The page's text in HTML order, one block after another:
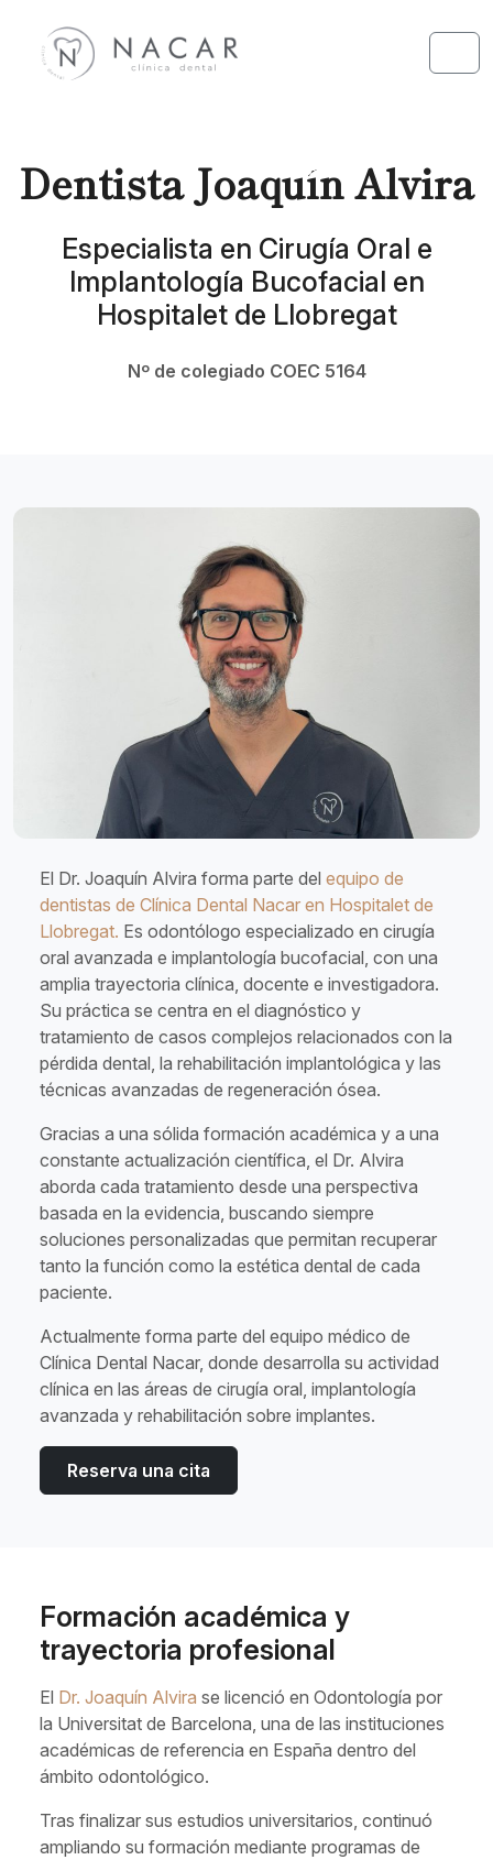
Dentista Joaquín Alvira
Especialista en Cirugía Oral e
Implantología Bucofacial en
Hospitalet de Llobregat
Nº de colegiado COEC 5164
El Dr. Joaquín Alvira forma parte del equipo de
dentistas de Clínica Dental Nacar en Hospitalet de
Llobregat. Es odontólogo especializado en cirugía
oral avanzada e implantología bucofacial, con una
amplia trayectoria clínica, docente e investigadora.
Su práctica se centra en el diagnóstico y
tratamiento de casos complejos relacionados con la
pérdida dental, la rehabilitación implantológica y las
técnicas avanzadas de regeneración ósea.
Gracias a una sólida formación académica y a una
constante actualización científica, el Dr. Alvira
aborda cada tratamiento desde una perspectiva
basada en la evidencia, buscando siempre
soluciones personalizadas que permitan recuperar
tanto la función como la estética dental de cada
paciente.
Actualmente forma parte del equipo médico de
Clínica Dental Nacar, donde desarrolla su actividad
clínica en las áreas de cirugía oral, implantología
avanzada y rehabilitación sobre implantes.
Reserva una cita
Formación académica y
trayectoria profesional
El Dr. Joaquín Alvira se licenció en Odontología por
la Universitat de Barcelona, una de las instituciones
académicas de referencia en España dentro del
ámbito odontológico.
Tras finalizar sus estudios universitarios, continuó
ampliando su formación mediante programas de